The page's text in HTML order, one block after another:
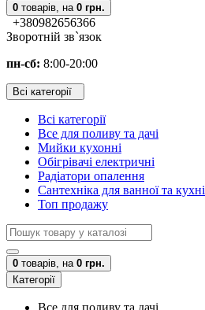
0 товарів, на 0 грн.
+380982656366
Зворотній зв`язок
пн-сб: 8:00-20:00
Всі категорії
Всі категорії
Все для поливу та дачі
Мийки кухонні
Обігрівачі електричні
Радіатори опалення
Сантехніка для ванної та кухні
Топ продажу
0 товарів, на 0 грн.
Категорії
Все для поливу та дачі